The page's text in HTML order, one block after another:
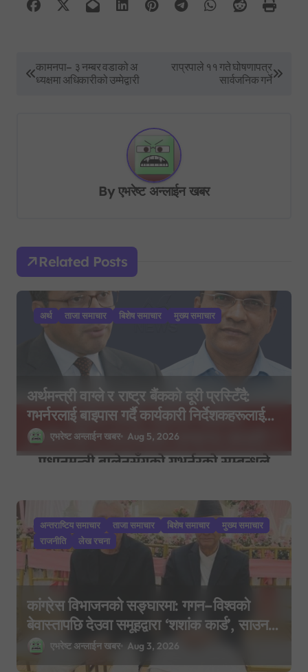
g
t
कामनपा– ३ नम्बर वडाको अ
ध्यक्षमा अधिकारीको उम्मेद्वारी
राप्रपाले ११ गते घोषणापत्र
सार्वजनिक गर्ने
Byएभरेष्ट अन्लाईन खबर
Related Posts
अर्थ ताजा समाचार बिशेष समाचार मुख्य समाचार
अर्थमन्त्री वाग्ले र राष्ट्र बैंकको दूरी प्रस्टिँदै:
गभर्नरलाई बाइपास गर्दै कार्यकारी निर्देशकहरूलाई
मन्त्रालय बोलाइयो
एभरेष्ट अन्लाईन खबर Aug 5, 2026
अन्तराष्टिय समाचार ताजा समाचार बिशेष समाचार
मुख्य समाचार
राजनीति
लेख रचना
कांग्रेस विभाजनको सङ्घारमा: गगन–विश्वको
बेवास्तापछि देउवा समूहद्वारा ‘शशांक कार्ड’, साउन
२९ मा नयाँ राजनीतिक यात्राको घोषणा तयारी!
एभरेष्ट अन्लाईन खबर Aug 3, 2026